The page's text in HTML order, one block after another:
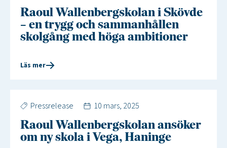
Raoul Wallenbergskolan i Skövde
– en trygg och sammanhållen
skolgång med höga ambitioner
Läs mer
Pressrelease 10 mars, 2025
Raoul Wallenbergskolan ansöker
om ny skola i Vega, Haninge